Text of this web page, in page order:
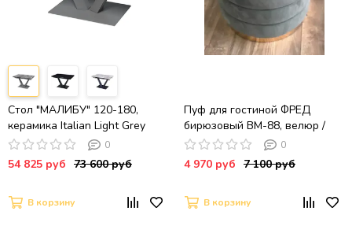
Стол "МАЛИБУ" 120-180,
керамика Italian Light Grey
глянцевый, R-6, опоры черный
муар
0
54 825 руб 73 600 руб
В корзину
Пуф для гостиной ФРЕД
бирюзовый BM-88, велюр /
золотой каркас
0
4 970 руб 7 100 руб
В корзину